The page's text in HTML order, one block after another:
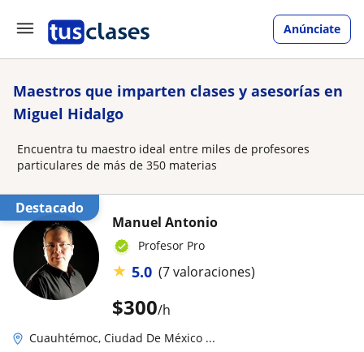
Anúnciate
Maestros que imparten clases y asesorías en
Miguel Hidalgo
Encuentra tu maestro ideal entre miles de profesores
particulares de más de 350 materias
Destacado
$300/h
Manuel Antonio
Profesor Pro
★ 5.0 (7 valoraciones)
Cuauhtémoc, Ciudad De México ...